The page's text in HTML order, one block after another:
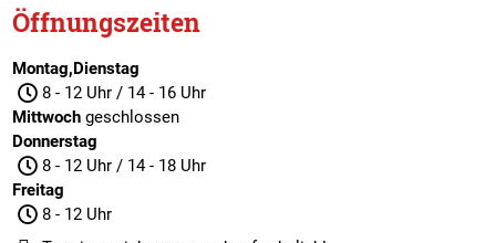
Öffnungszeiten
Montag,Dienstag
8 - 12 Uhr / 14 - 16 Uhr
Mittwochgeschlossen
Donnerstag
8 - 12 Uhr / 14 - 18 Uhr
Freitag
8 - 12 Uhr